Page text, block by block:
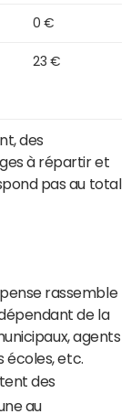
0 €
23 €
des
à répartir et
pas au total
rassemble
de la
agents
écoles, etc.
des
au